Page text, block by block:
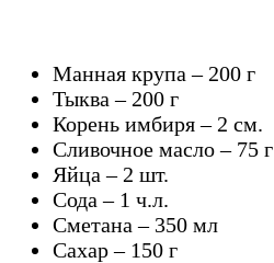
Манная крупа – 200 г
Тыква – 200 г
Корень имбиря – 2 см.
Сливочное масло – 75 г
Яйца – 2 шт.
Сода – 1 ч.л.
Сметана – 350 мл
Сахар – 150 г